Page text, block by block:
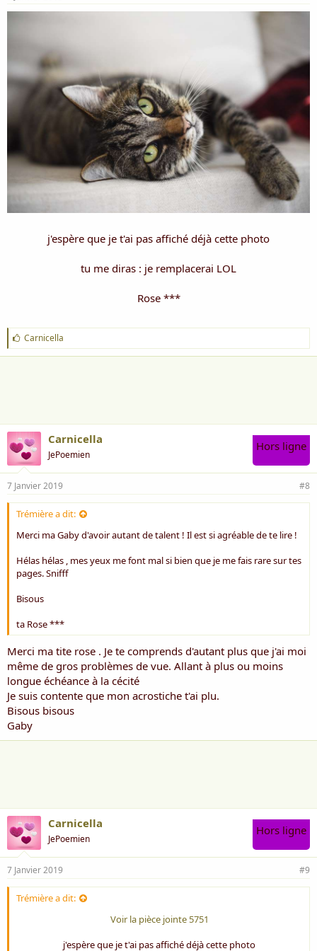
P our qu'un jour vous vous rappeliez
M aintenant ma plume vagabondera
E n des souvenirs pour l'éternité
j'espère que je t'ai pas affiché déjà cette photo
tu me diras : je remplacerai LOL
Rose ***
J
'
a
Carnicella
Carnicella
JePoemien
Hors ligne
7 Janvier 2019 #8
Trémière a dit:
Merci ma Gaby d'avoir autant de talent ! Il est si agréable de te lire !
Hélas hélas , mes yeux me font mal si bien que je me fais rare sur tes
pages. Snifff
Bisous
ta Rose ***
Merci ma tite rose . Je te comprends d'autant plus que j'ai moi
même de gros problèmes de vue. Allant à plus ou moins
longue échéance à la cécité
Je suis contente que mon acrostiche t'ai plu.
Bisous bisous
Gaby
Carnicella
JePoemien
Hors ligne
7 Janvier 2019 #9
Trémière a dit:
Voir la pièce jointe 5751
j'espère que je t'ai pas affiché déjà cette photo